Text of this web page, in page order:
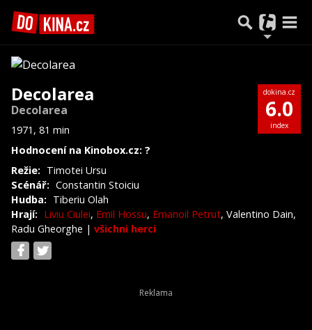
Decolarea
Decolarea
1971, 81 min
Hodnocení na Kinobox.cz: ?
dokina.cz
6.0
index
Režie: Timotei Ursu
Scénář: Constantin Stoiciu
Hudba: Tiberiu Olah
Hrají: Liviu Ciulei, Emil Hossu, Emanoil Petrut, Valentino Dain,
Radu Gheorghe | všichni herci